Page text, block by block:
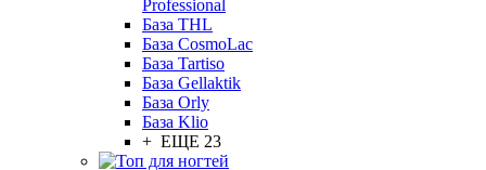
Professional
База THL
База CosmoLac
База Tartiso
База Gellaktik
База Orly
База Klio
+ ЕЩЕ 23